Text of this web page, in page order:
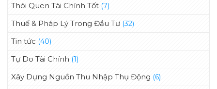
Thói Quen Tài Chính Tốt (7)
Thuế & Pháp Lý Trong Đầu Tư (32)
Tin tức (40)
Tự Do Tài Chính (1)
Xây Dựng Nguồn Thu Nhập Thụ Động (6)